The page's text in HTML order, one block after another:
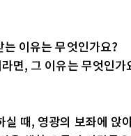
이유는 무엇인가요?
면, 그 이유는 무엇인가
때, 영광의 보좌에 앉